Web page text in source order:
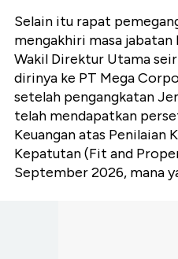
Selain itu rapat
mengakhiri masa jabatan
Wakil Direktur Utama
dirinya ke PT Mega
setelah pengangkatan
telah mendapatkan
Keuangan atas Penilaian
Kepatutan (Fit and
September 2026, mana